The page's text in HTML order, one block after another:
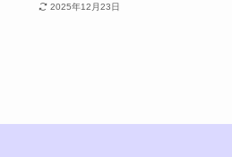
2025年12月23日